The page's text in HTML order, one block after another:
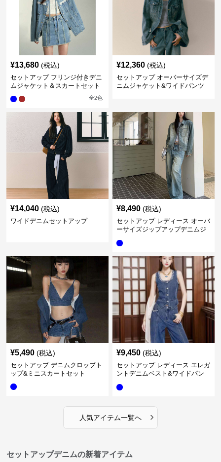
¥13,680 (税込)
セットアップ フリンジ付きデニ
ムジャケット＆スカートセット
全2色
¥12,360 (税込)
セットアップ オーバーサイズデ
ニムジャケット&ワイドパンツ
¥14,040 (税込)
ワイドデニムセットアップ
¥8,490 (税込)
セットアップ レディース オーバ
ーサイズジップアップデニムジ
¥5,490 (税込)
セットアップ デニムクロップト
ップ&ミニスカートセット
¥9,450 (税込)
セットアップ レディース エレガ
ントデニムベスト&ワイドパン
人気アイテム一覧へ ›
セットアップデニムの新着アイテム